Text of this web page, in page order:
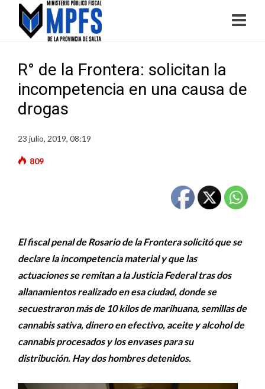
R° de la Frontera: solicitan la
incompetencia en una causa de
drogas
23 julio, 2019, 08:19
809
El fiscal penal de Rosario de la Frontera solicitó que se
declare la incompetencia material y que las
actuaciones se remitan a la Justicia Federal tras dos
allanamientos realizado en esa ciudad, donde se
secuestraron más de 10 kilos de marihuana, semillas de
cannabis sativa, dinero en efectivo, aceite y alcohol de
cannabis procesados y los envases para su
distribución. Hay dos hombres detenidos.